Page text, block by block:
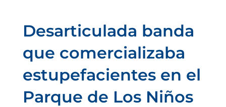
Desarticulada banda
que comercializaba
estupefacientes en el
Parque de Los Niños